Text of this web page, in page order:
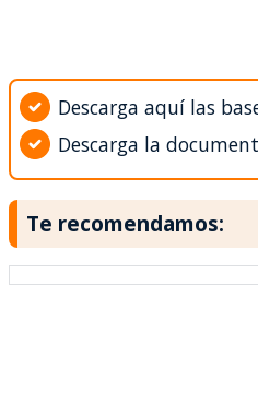
Descarga aquí las
Descarga la
Te recomendamos: